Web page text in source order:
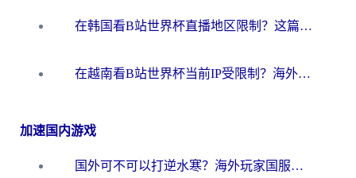
在韩国看B站世界杯直播地区限制？这篇指南让你告别“当前地区不可播放”
在越南看B站世界杯当前IP受限制？海外党体育观赛终极指南来了
加速国内游戏
国外可不可以打逆水寒？海外玩家国服畅玩终极指南（附漫威荒野乱斗加速方案）